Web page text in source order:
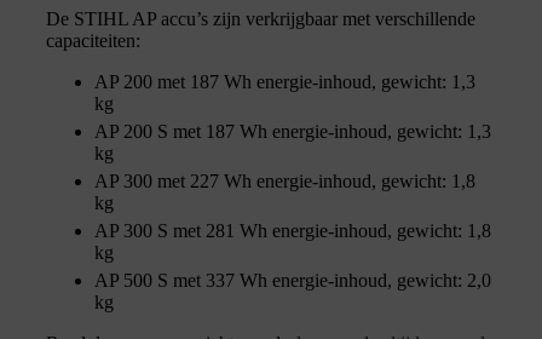
De STIHL AP accu’s zijn verkrijgbaar met verschillende
capaciteiten:
AP 200 met 187 Wh energie-inhoud, gewicht: 1,3
kg
AP 200 S met 187 Wh energie-inhoud, gewicht: 1,3
kg
AP 300 met 227 Wh energie-inhoud, gewicht: 1,8
kg
AP 300 S met 281 Wh energie-inhoud, gewicht: 1,8
kg
AP 500 S met 337 Wh energie-inhoud, gewicht: 2,0
kg